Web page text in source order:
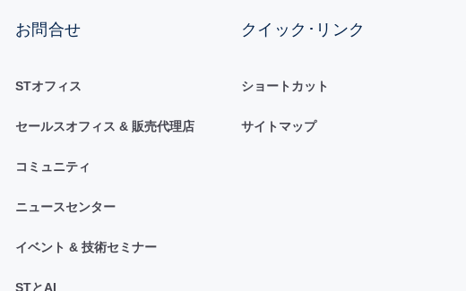
お問合せ
STオフィス
セールスオフィス & 販売代理店
コミュニティ
ニュースセンター
イベント & 技術セミナー
STとAI
クイック･リンク
ショートカット
サイトマップ